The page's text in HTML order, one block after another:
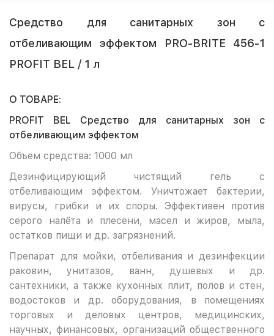
Средство для санитарных зон с
отбеливающим эффектом PRO-BRITE 456-1
PROFIT BEL / 1 л
О ТОВАРЕ:
PROFIT BEL Средство для санитарных зон с
отбеливающим эффектом
Объем средства: 1000 мл
Дезинфицирующий чистящий гель с
отбеливающим эффектом. Уничтожает бактерии,
вирусы, грибки и их споры. Эффективен против
серого налёта и плесени, масел и жиров, мыла,
остатков пищи и др. загрязнений.
Препарат для мойки, отбеливания и дезинфекции
раковин, унитазов, ванн, душевых и др.
сантехники, а также кухонных плит, полов и стен,
водостоков и др. оборудования, в помещениях
торговых и деловых центров, медицинских,
научных, финансовых, организаций общественного